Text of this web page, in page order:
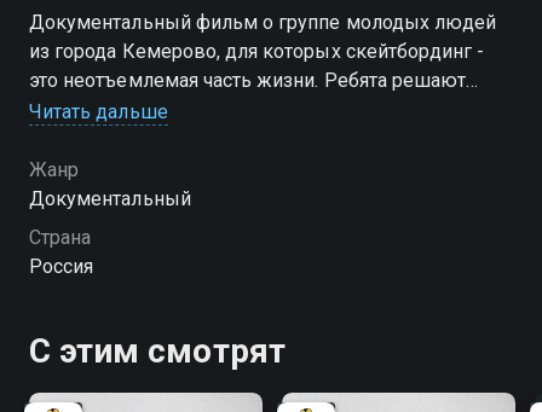
Документальный фильм о группе молодых людей
из города Кемерово, для которых скейтбординг -
это неотъемлемая часть жизни. Ребята решают
создать один из крупнейших в Сибири крытых
количества райдеров и отправной точкой новой эры
в развитии скейтбординга в Сибири. Это история
кемеровского скейтбординга из первых уст: о том,
как мечты превратились в реальность, от тех, кто
Читать дальше
Жанр
Документальный
Страна
Россия
С этим смотрят